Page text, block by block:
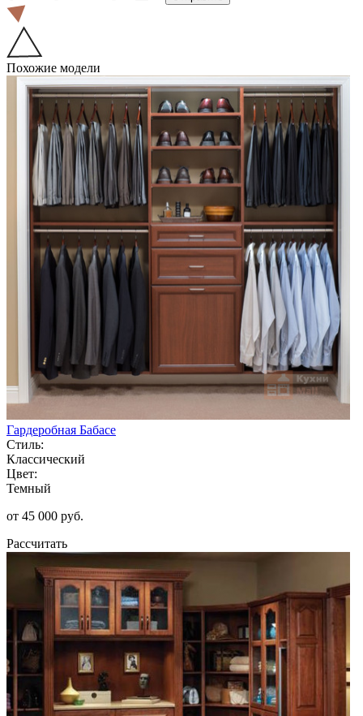
Похожие модели
Гардеробная Бабасе
Стиль:
Классический
Цвет:
Темный
от 45 000 руб.
Рассчитать